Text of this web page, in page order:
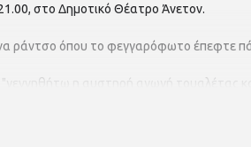
στο Δημοτικό Θέατρο Άνετον.
ράντσο όπου το φεγγαρόφωτο έπεφτε
η αυστηρή αγωγή τουαλέτας
στο τετράγωνο και μπαμ στον κύβο.
συνεχές σύστημα ασυνήθιστων